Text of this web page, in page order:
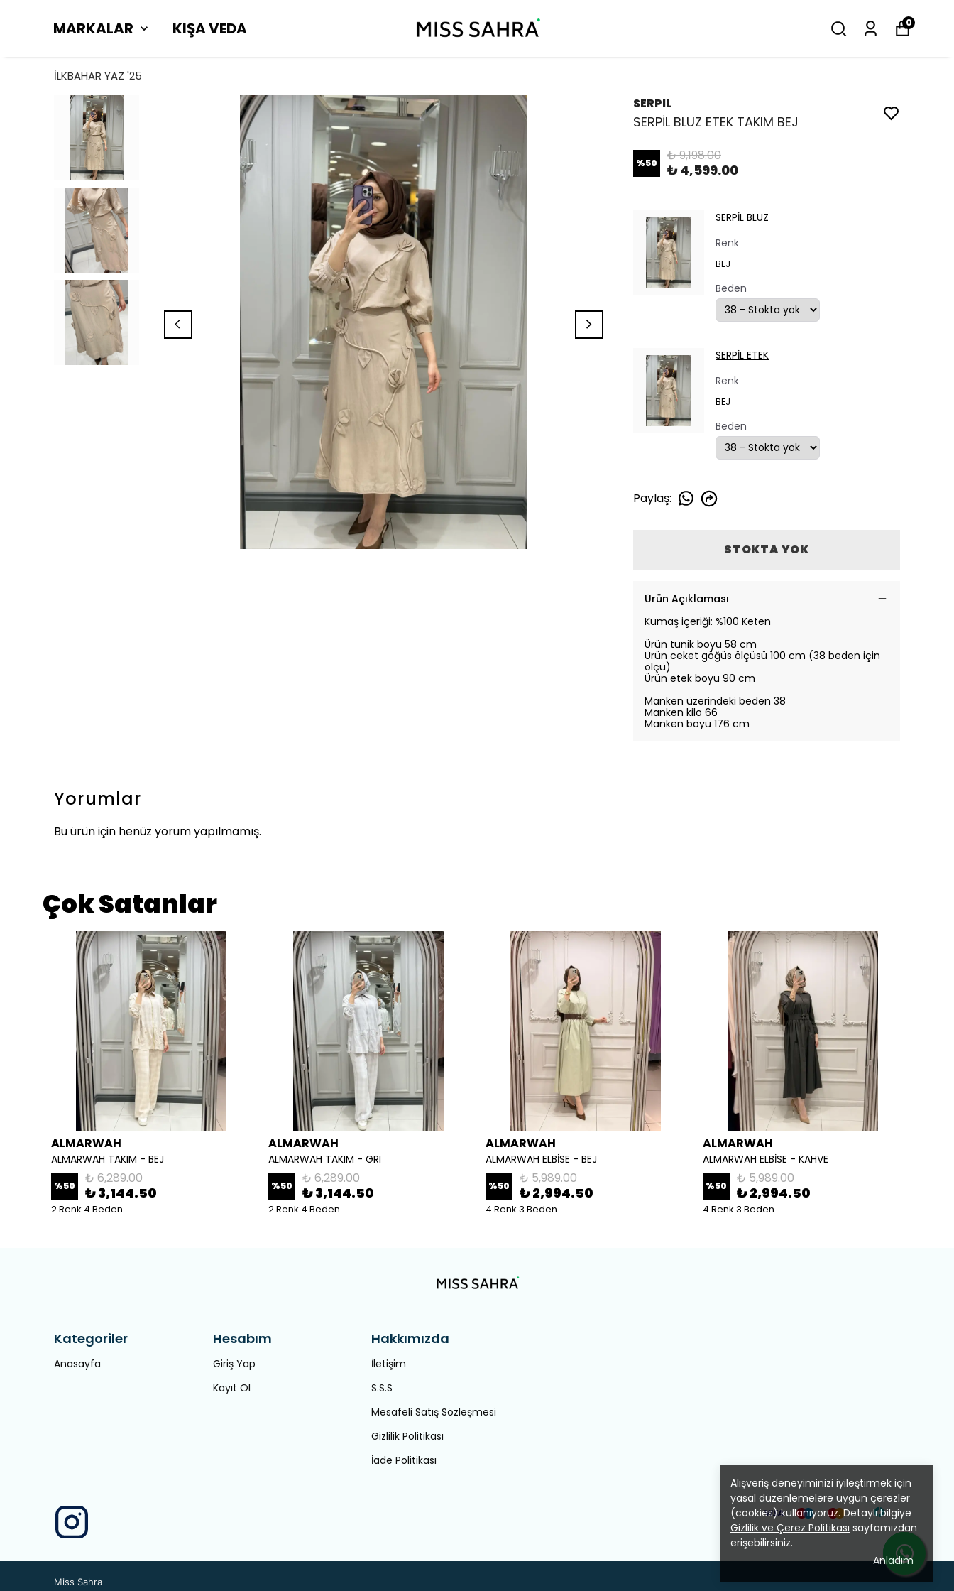
MARKALAR KIŞA VEDA 0
Alışveriş deneyiminizi iyileştirmek için
yasal düzenlemelere uygun çerezler
(cookies) kullanıyoruz. Detaylı bilgiye
Gizlilik ve Çerez Politikası sayfamızdan
erişebilirsiniz.
Anladım
İLKBAHAR YAZ '25
SERPIL
SERPİL BLUZ ETEK TAKIM BEJ
%50 ₺ 9,198.00
₺ 4,599.00
SERPİL BLUZ
Renk
BEJ
Beden
SERPİL ETEK
Renk
BEJ
Beden
Paylaş:
STOKTA YOK
Ürün Açıklaması
Kumaş içeriği: %100 Keten
Ürün tunik boyu 58 cm
Ürün ceket göğüs ölçüsü 100 cm (38 beden için
ölçü)
Ürün etek boyu 90 cm
Manken üzerindeki beden 38
Manken kilo 66
Manken boyu 176 cm
Yorumlar
Bu ürün için henüz yorum yapılmamış.
Çok Satanlar
ALMARWAH
ALMARWAH TAKIM - BEJ
%50 ₺ 6,289.00
₺ 3,144.50
2 Renk 4 Beden
ALMARWAH
ALMARWAH TAKIM - GRI
%50 ₺ 6,289.00
₺ 3,144.50
2 Renk 4 Beden
ALMARWAH
ALMARWAH ELBİSE - BEJ
%50 ₺ 5,989.00
₺ 2,994.50
4 Renk 3 Beden
ALMARWAH
ALMARWAH ELBİSE - KAHVE
%50 ₺ 5,989.00
₺ 2,994.50
4 Renk 3 Beden
Kategoriler
Anasayfa
Hesabım
Giriş Yap
Kayıt Ol
Hakkımızda
İletişim
S.S.S
Mesafeli Satış Sözleşmesi
Gizlilik Politikası
İade Politikası
Miss Sahra